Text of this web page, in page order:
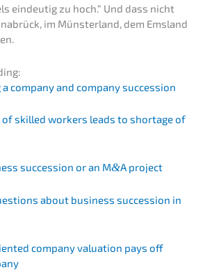
eindeu­tig zu hoch.“ Und dass nicht
im Münster­land, dem Emsland
compa­ny and compa­ny succession
of skilled workers leads to shorta­ge of
succes­si­on or an M&A project
about business succes­si­on in
compa­ny valua­ti­on pays off